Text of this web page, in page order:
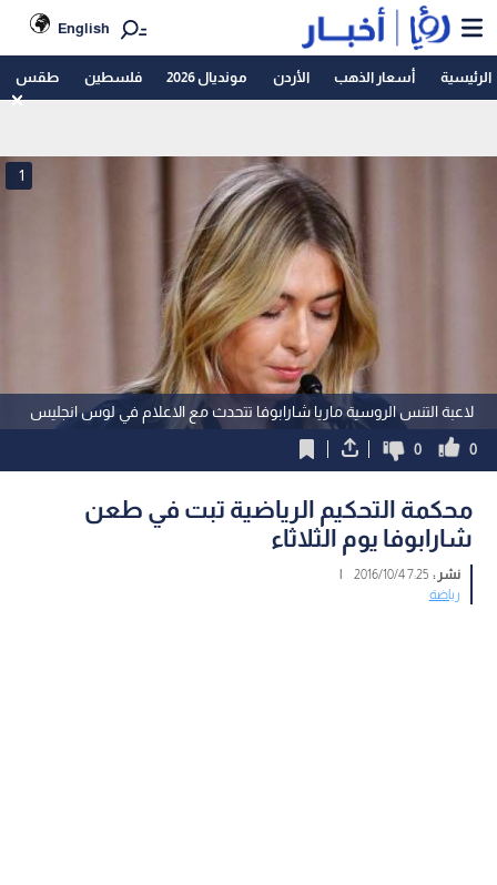
English
الرئيسية أسعار الذهب الأردن مونديال 2026 فلسطين طقس
لاعبة التنس الروسية ماريا شارابوفا تتحدث مع الاعلام في لوس انجليس
1
0
0
محكمة التحكيم الرياضية تبت في طعن
شارابوفا يوم الثلاثاء
نشر :7:25 2016/10/4
|
رياضة